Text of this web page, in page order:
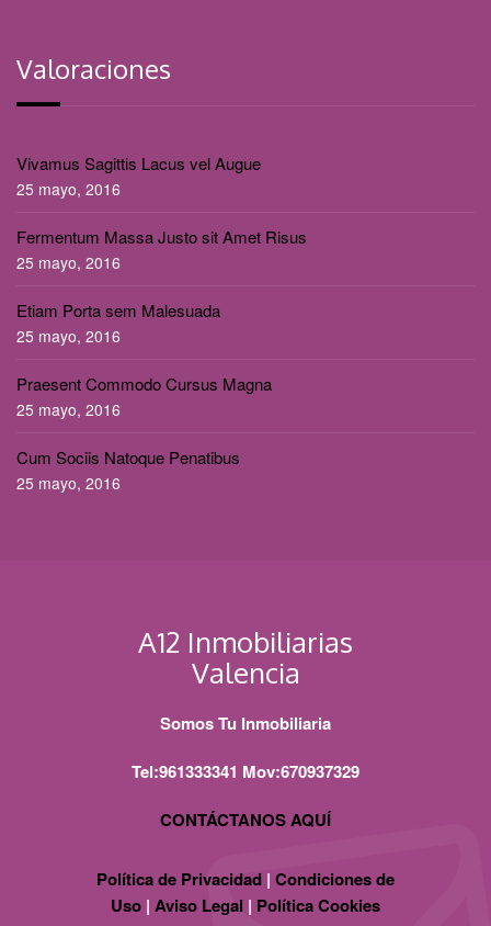
Valoraciones
Vivamus Sagittis Lacus vel Augue
25 mayo, 2016
Fermentum Massa Justo sit Amet Risus
25 mayo, 2016
Etiam Porta sem Malesuada
25 mayo, 2016
Praesent Commodo Cursus Magna
25 mayo, 2016
Cum Sociis Natoque Penatibus
25 mayo, 2016
A12 Inmobiliarias
Valencia
Somos Tu Inmobiliaria
Tel:961333341 Mov:670937329
CONTÁCTANOS AQUÍ
Política de Privacidad | Condiciones de
Uso | Aviso Legal | Política Cookies